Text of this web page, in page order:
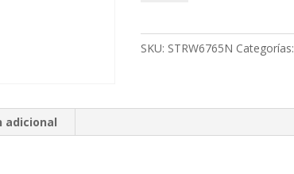
220F-
6L,
SKU: STRW6765N Categorías:
adicional